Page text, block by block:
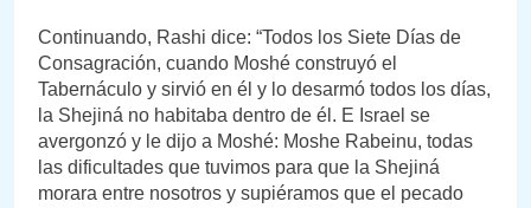
Continuando, Rashi dice: “Todos los Siete Días de
Consagración, cuando Moshé construyó el
Tabernáculo y sirvió en él y lo desarmó todos los días,
la Shejiná no habitaba dentro de él. E Israel se
avergonzó y le dijo a Moshé: Moshe Rabeinu, todas
las dificultades que tuvimos para que la Shejiná
morara entre nosotros y supiéramos que el pecado